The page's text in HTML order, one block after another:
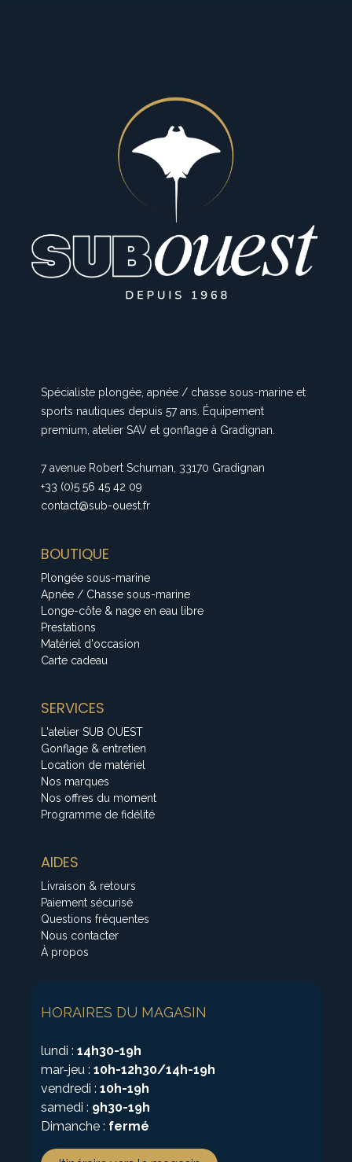
Spécialiste plongée, apnée / chasse sous-marine et
sports nautiques depuis 57 ans. Équipement
premium, atelier SAV et gonflage à Gradignan.
7 avenue Robert Schuman, 33170 Gradignan
+33 (0)5 56 45 42 09
contact@sub-ouest.fr
BOUTIQUE
Plongée sous-marine
Apnée / Chasse sous-marine
Longe-côte & nage en eau libre
Prestations
Matériel d'occasion
Carte cadeau
SERVICES
L'atelier SUB OUEST
Gonflage & entretien
Location de matériel
Nos marques
Nos offres du moment
Programme de fidélité
AIDES
Livraison & retours
Paiement sécurisé
Questions fréquentes
Nous contacter
À propos
HORAIRES DU MAGASIN
lundi :14h30-19h
mar-jeu :10h-12h30/14h-19h
vendredi :10h-19h
samedi : 9h30-19h
Dimanche : fermé